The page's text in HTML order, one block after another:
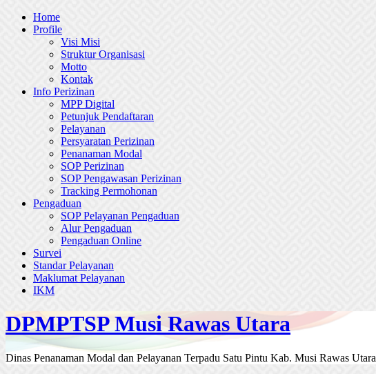
Skip
Home
Profile
Visi Misi
Struktur Organisasi
Motto
Kontak
Info Perizinan
MPP Digital
Petunjuk Pendaftaran
Pelayanan
Persyaratan Perizinan
Penanaman Modal
SOP Perizinan
SOP Pengawasan Perizinan
Tracking Permohonan
Pengaduan
SOP Pelayanan Pengaduan
Alur Pengaduan
Pengaduan Online
Survei
Standar Pelayanan
Maklumat Pelayanan
IKM
DPMPTSP Musi Rawas Utara
Dinas Penanaman Modal dan Pelayanan Terpadu Satu Pintu Kab. Musi Rawas Utara